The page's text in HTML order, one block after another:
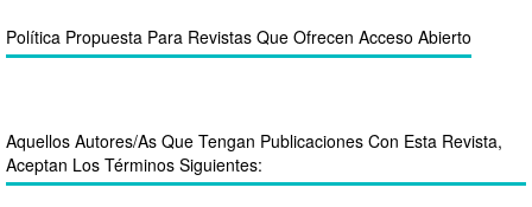
Política Propuesta Para Revistas Que Ofrecen Acceso Abierto
Aquellos Autores/as Que Tengan Publicaciones Con Esta Revista,
Aceptan Los Términos Siguientes: